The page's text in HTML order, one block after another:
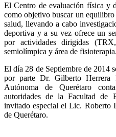
El Centro de evaluación física y
como objetivo buscar un
salud, llevando a cabo
deportiva y a su vez ofrece un
por actividades dirigidas
semiolímpica y área de fisioterapia.
El día 28 de Septiembre de 2014
por parte Dr. Gilberto
Autónoma de Querétaro
autoridades de la Facultad de
invitado especial el Lic. Roberto
de Querétaro.